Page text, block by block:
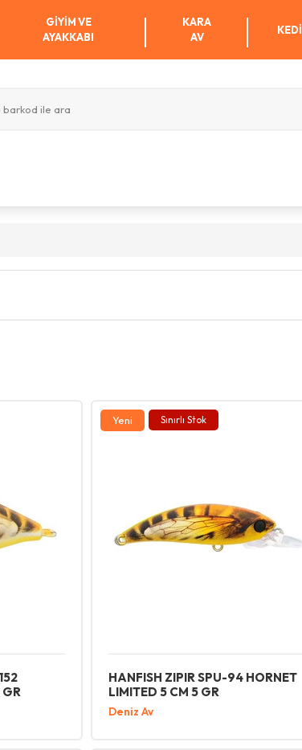
GIYIM VE
AYAKKABI
KARA
AV
KEDI
Yeni Sınırlı Stok
HANFISH ZIPIR SPU-94 HORNET
LIMITED 5 CM 5 GR
Deniz Av